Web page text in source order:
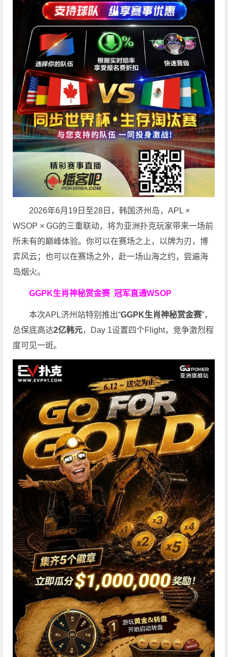
2026年6月19日至28日，韩国济州岛，APL ×
WSOP × GG的三重联动，将为亚洲扑克玩家带来一场前
所未有的巅峰体验。你可以在赛场之上，以牌为刃，博
弈风云；也可以在赛场之外，赴一场山海之约，尝遍海
岛烟火。
GGPK生肖神秘赏金赛冠军直通WSOP
本次APL济州站特别推出“GGPK生肖神秘赏金赛”，
总保底高达2亿韩元，Day 1设置四个Flight，竞争激烈程
度可见一斑。